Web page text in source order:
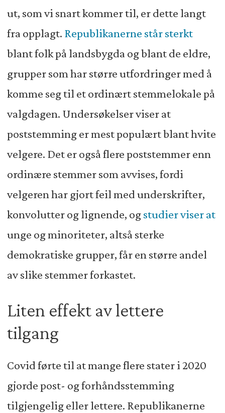
ut, som vi snart kommer til, er dette langt
fra opplagt. Republikanerne står sterkt
blant folk på landsbygda og blant de eldre,
grupper som har større utfordringer med å
komme seg til et ordinært stemmelokale på
valgdagen. Undersøkelser viser at
poststemming er mest populært blant hvite
velgere. Det er også flere poststemmer enn
ordinære stemmer som avvises, fordi
velgeren har gjort feil med underskrifter,
konvolutter og lignende, ogstudier viser at
unge og minoriteter, altså sterke
demokratiske grupper, får en større andel
av slike stemmer forkastet.
Liten effekt av lettere
tilgang
Covid førte til at mange flere stater i 2020
gjorde post- og forhåndsstemming
tilgjengelig eller lettere. Republikanerne